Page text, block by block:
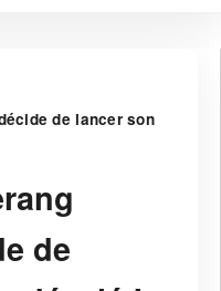
de lancer son
de